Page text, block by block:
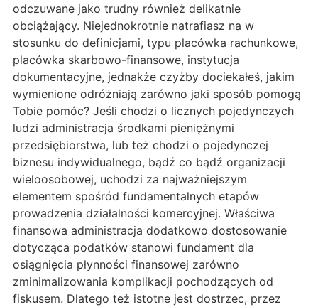
odczuwane jako trudny również delikatnie
obciążający. Niejednokrotnie natrafiasz na w
stosunku do definicjami, typu placówka rachunkowe,
placówka skarbowo-finansowe, instytucja
dokumentacyjne, jednakże czyżby dociekałeś, jakim
wymienione odróżniają zarówno jaki sposób pomogą
Tobie pomóc? Jeśli chodzi o licznych pojedynczych
ludzi administracja środkami pieniężnymi
przedsiębiorstwa, lub też chodzi o pojedynczej
biznesu indywidualnego, bądź co bądź organizacji
wieloosobowej, uchodzi za najważniejszym
elementem spośród fundamentalnych etapów
prowadzenia działalności komercyjnej. Właściwa
finansowa administracja dodatkowo dostosowanie
dotycząca podatków stanowi fundament dla
osiągnięcia płynności finansowej zarówno
zminimalizowania komplikacji pochodzących od
fiskusem. Dlatego też istotne jest dostrzec, przez